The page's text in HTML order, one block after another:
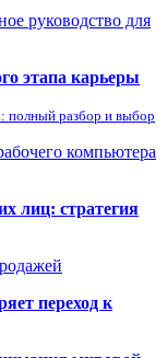
руководство для
этапа карьеры
полный разбор и выбор
компьютера
лиц: стратегия
переход к